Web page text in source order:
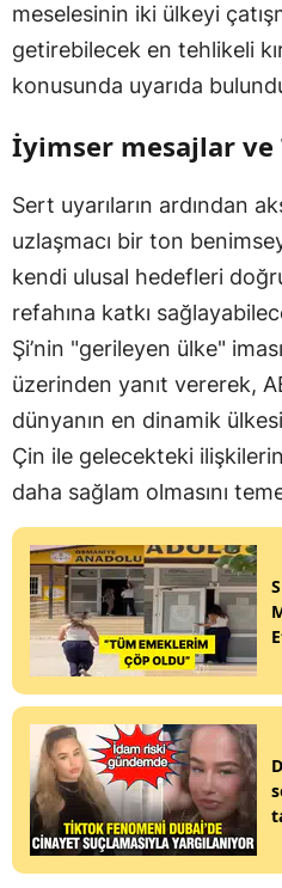
meselesinin iki ülkeyi
getirebilecek en tehlikeli
konusunda uyarıda
İyimser mesajlar ve
Sert uyarıların ardından
uzlaşmacı bir ton
kendi ulusal hedefleri
refahına katkı
Şi’nin "gerileyen ülke"
üzerinden yanıt vererek,
dünyanın en dinamik
Çin ile gelecekteki
daha sağlam olmasını